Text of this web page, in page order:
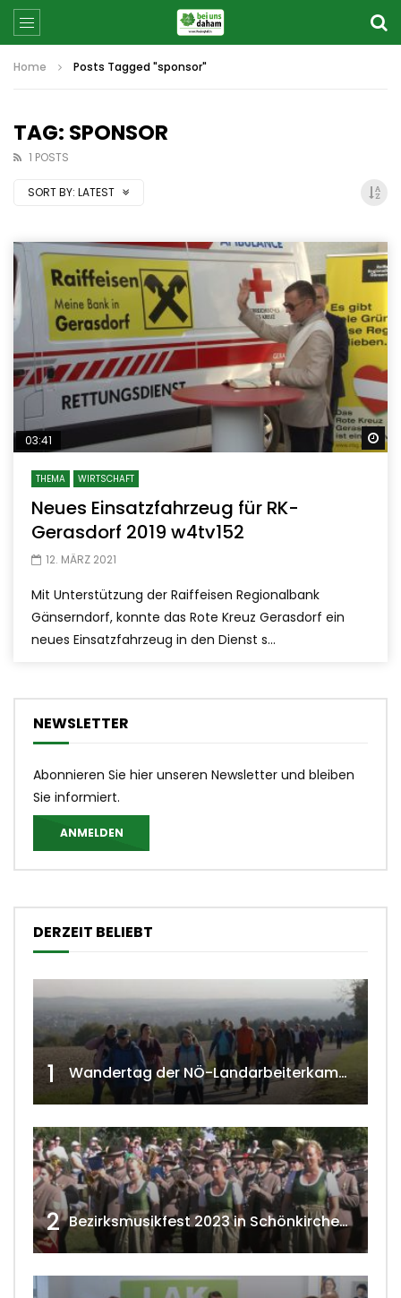
Home Posts Tagged "sponsor"
TAG: SPONSOR
1 POSTS
SORT BY: LATEST
03:41
THEMA WIRTSCHAFT
Neues Einsatzfahrzeug für RK-
Gerasdorf 2019 w4tv152
12. MÄRZ 2021
Mit Unterstützung der Raiffeisen Regionalbank
Gänserndorf, konnte das Rote Kreuz Gerasdorf ein
neues Einsatzfahrzeug in den Dienst s...
NEWSLETTER
Abonnieren Sie hier unseren Newsletter und bleiben
Sie informiert.
ANMELDEN
DERZEIT BELIEBT
1 Wandertag der NÖ-Landarbeiterkammer in Hollabrunn 2024
2 Bezirksmusikfest 2023 in Schönkirchen-Reyersdorf